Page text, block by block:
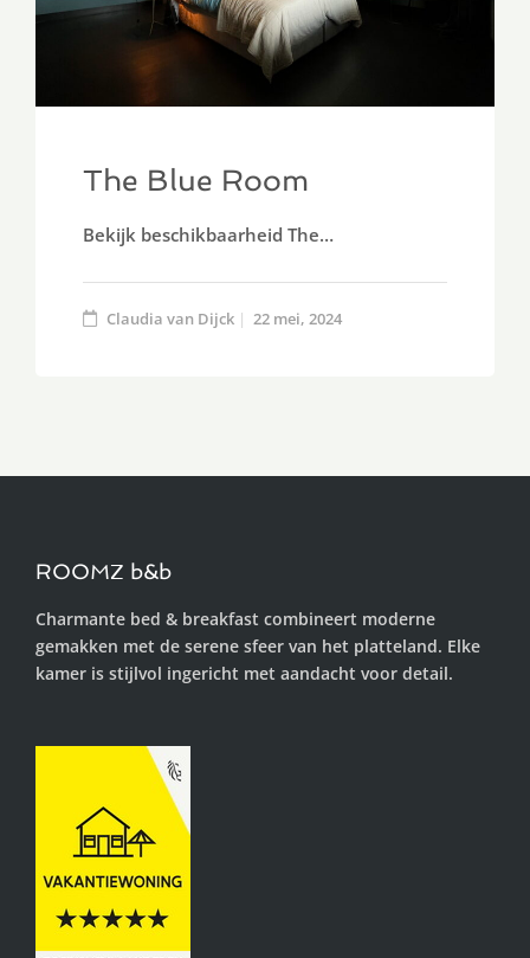
The Blue Room
Bekijk beschikbaarheid The…
Claudia van Dijck 22 mei, 2024
ROOMZ b&b
Charmante bed & breakfast combineert moderne
gemakken met de serene sfeer van het platteland. Elke
kamer is stijlvol ingericht met aandacht voor detail.